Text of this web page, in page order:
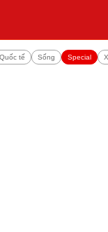
Quốc tế Sống Special